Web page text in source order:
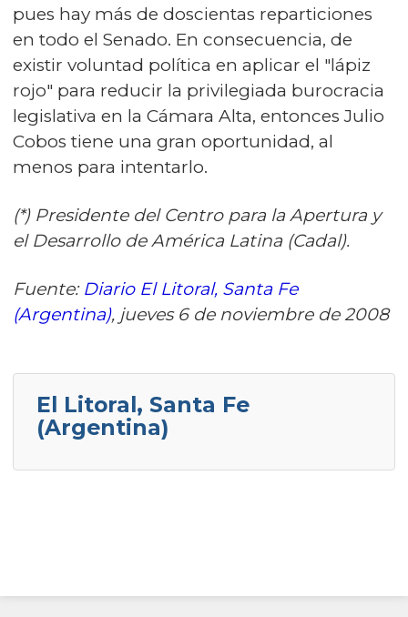
pues hay más de doscientas reparticiones
en todo el Senado. En consecuencia, de
existir voluntad política en aplicar el "lápiz
rojo" para reducir la privilegiada burocracia
legislativa en la Cámara Alta, entonces Julio
Cobos tiene una gran oportunidad, al
menos para intentarlo.
(*) Presidente del Centro para la Apertura y
el Desarrollo de América Latina (Cadal).
Fuente: Diario El Litoral, Santa Fe
(Argentina), jueves 6 de noviembre de 2008
El Litoral, Santa Fe
(Argentina)